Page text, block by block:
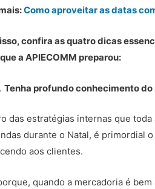
Como aproveitar as datas
confira as quatro dicas
a APIECOMM preparou:
Tenha profundo conhecimento
das estratégias internas que
durante o Natal, é primordial
aos clientes.
quando a mercadoria é